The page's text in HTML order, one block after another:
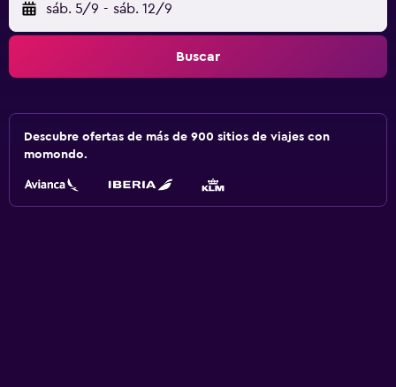
sáb. 5/9 - sáb. 12/9
Buscar
Descubre ofertas de más de 900 sitios de viajes con
momondo.